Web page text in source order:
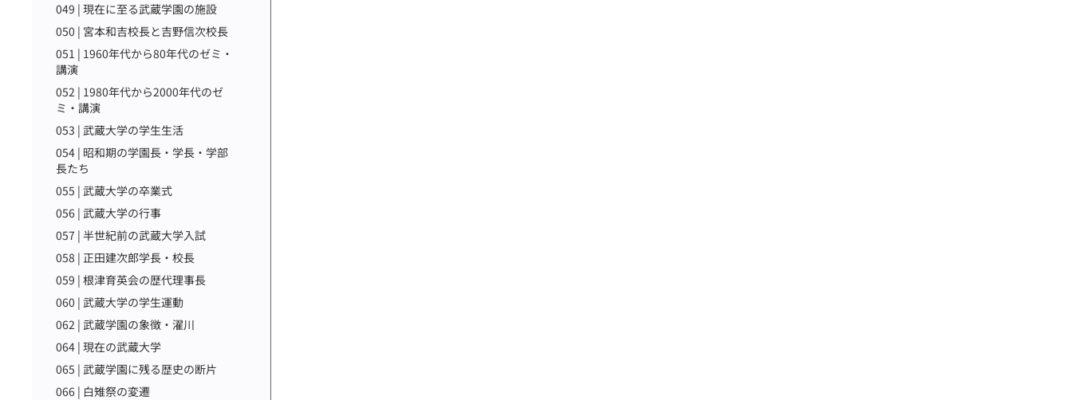
049 | 現在に至る武蔵学園の施設
050 | 宮本和吉校長と吉野信次校長
051 | 1960年代から80年代のゼミ・
講演
052 | 1980年代から2000年代のゼ
ミ・講演
053 | 武蔵大学の学生生活
054 | 昭和期の学園長・学長・学部
長たち
055 | 武蔵大学の卒業式
056 | 武蔵大学の行事
057 | 半世紀前の武蔵大学入試
058 | 正田建次郎学長・校長
059 | 根津育英会の歴代理事長
060 | 武蔵大学の学生運動
062 | 武蔵学園の象徴・濯川
064 | 現在の武蔵大学
065 | 武蔵学園に残る歴史の断片
066 | 白雉祭の変遷